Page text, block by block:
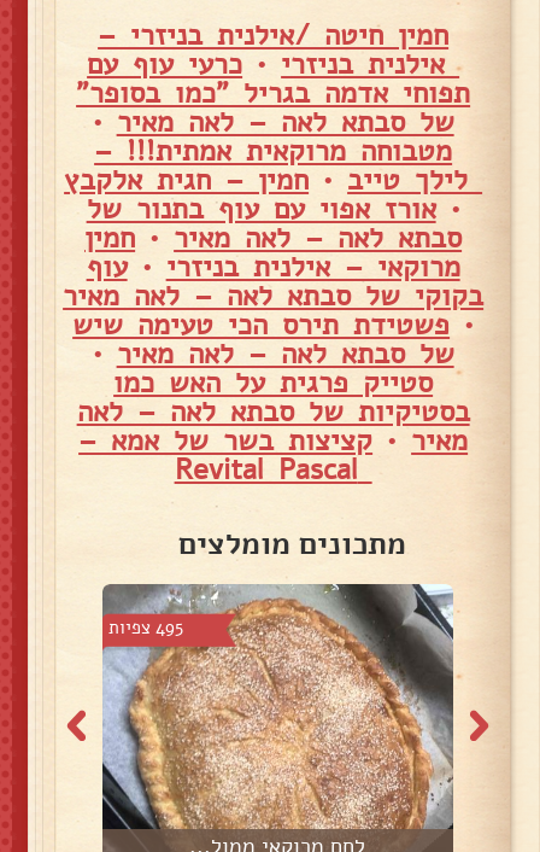
חמין חיטה /אילנית בניזרי –
אילנית בניזרי • כרעי עוף עם
תפוחי אדמה בגריל "כמו בסופר"
של סבתא לאה – לאה מאיר •
מטבוחה מרוקאית אמתית!!! –
לילך טייב • חמין – חגית אלקבץ
•אורז אפוי עם עוף בתנור של
סבתא לאה – לאה מאיר • חמין
מרוקאי – אילנית בניזרי •עוף
בקוקי של סבתא לאה – לאה מאיר
• פשטידת תירס הכי טעימה שיש
של סבתא לאה – לאה מאיר •
סטייק פרגית על האש כמו
בסטיקיות של סבתא לאה – לאה
מאיר • קציצות בשר של אמא –
מתכונים מומלצים
495 צפיות
לחם מרוקאי ממול...